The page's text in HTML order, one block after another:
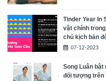
Tinder Year In
vật chính
chủ kịch bản
07-12-2023
Song Luân bật
đối tượng trên